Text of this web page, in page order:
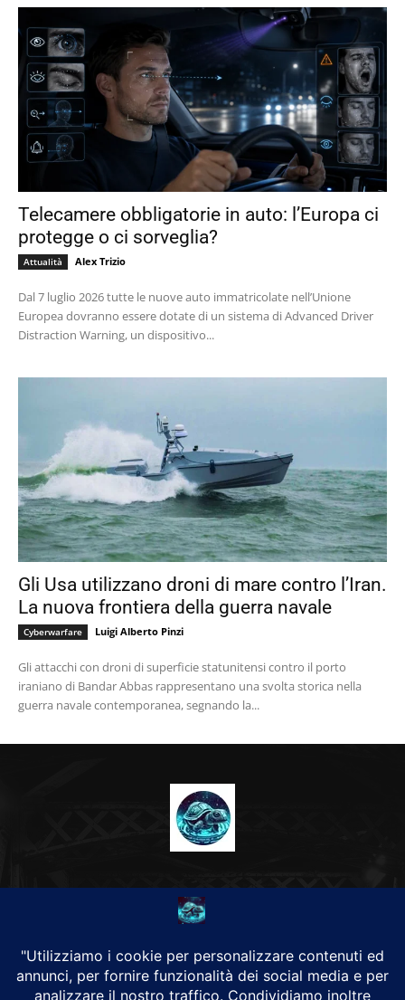
Telecamere obbligatorie in auto: l’Europa ci
protegge o ci sorveglia?
Attualità Alex Trizio
Dal 7 luglio 2026 tutte le nuove auto immatricolate nell’Unione
Europea dovranno essere dotate di un sistema di Advanced Driver
Distraction Warning, un dispositivo...
Gli Usa utilizzano droni di mare contro l’Iran.
La nuova frontiera della guerra navale
Cyberwarfare Luigi Alberto Pinzi
Gli attacchi con droni di superficie statunitensi contro il porto
iraniano di Bandar Abbas rappresentano una svolta storica nella
guerra navale contemporanea, segnando la...
CHI SIAMO
Alground Geopolitica e Cyberwarfare.
Da una idea di Brunilde Trizio